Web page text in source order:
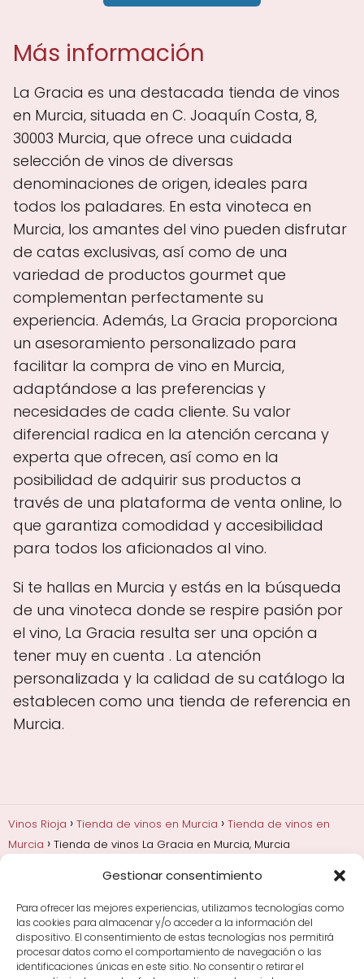
Gestionar consentimiento
Para ofrecer las mejores experiencias, utilizamos tecnologías como
las cookies para almacenar y/o acceder a la información del
dispositivo. El consentimiento de estas tecnologías nos permitirá
procesar datos como el comportamiento de navegación o las
identificaciones únicas en este sitio. No consentir o retirar el
Más información
La Gracia es una destacada tienda de vinos
en Murcia, situada en C. Joaquín Costa, 8,
30003 Murcia, que ofrece una cuidada
selección de vinos de diversas
denominaciones de origen, ideales para
todos los paladares. En esta vinoteca en
Murcia, los amantes del vino pueden disfrutar
de catas exclusivas, así como de una
variedad de productos gourmet que
complementan perfectamente su
experiencia. Además, La Gracia proporciona
un asesoramiento personalizado para
facilitar la compra de vino en Murcia,
adaptándose a las preferencias y
necesidades de cada cliente. Su valor
diferencial radica en la atención cercana y
experta que ofrecen, así como en la
posibilidad de adquirir sus productos a
través de una plataforma de venta online, lo
que garantiza comodidad y accesibilidad
para todos los aficionados al vino.
Si te hallas en Murcia y estás en la búsqueda
de una vinoteca donde se respire pasión por
el vino, La Gracia resulta ser una opción a
tener muy en cuenta . La atención
personalizada y la calidad de su catálogo la
establecen como una tienda de referencia en
Murcia.
Vinos Rioja Tienda de vinos en Murcia
Tienda de vinos en
Murcia
Tienda de vinos La Gracia en Murcia, Murcia
Añadas, crianza y guarda
Bodegas y marcas de
Comprar vino
Rioja y guías de regalo
Cultura del vino y
curiosidades
Enoturismo en Rioja